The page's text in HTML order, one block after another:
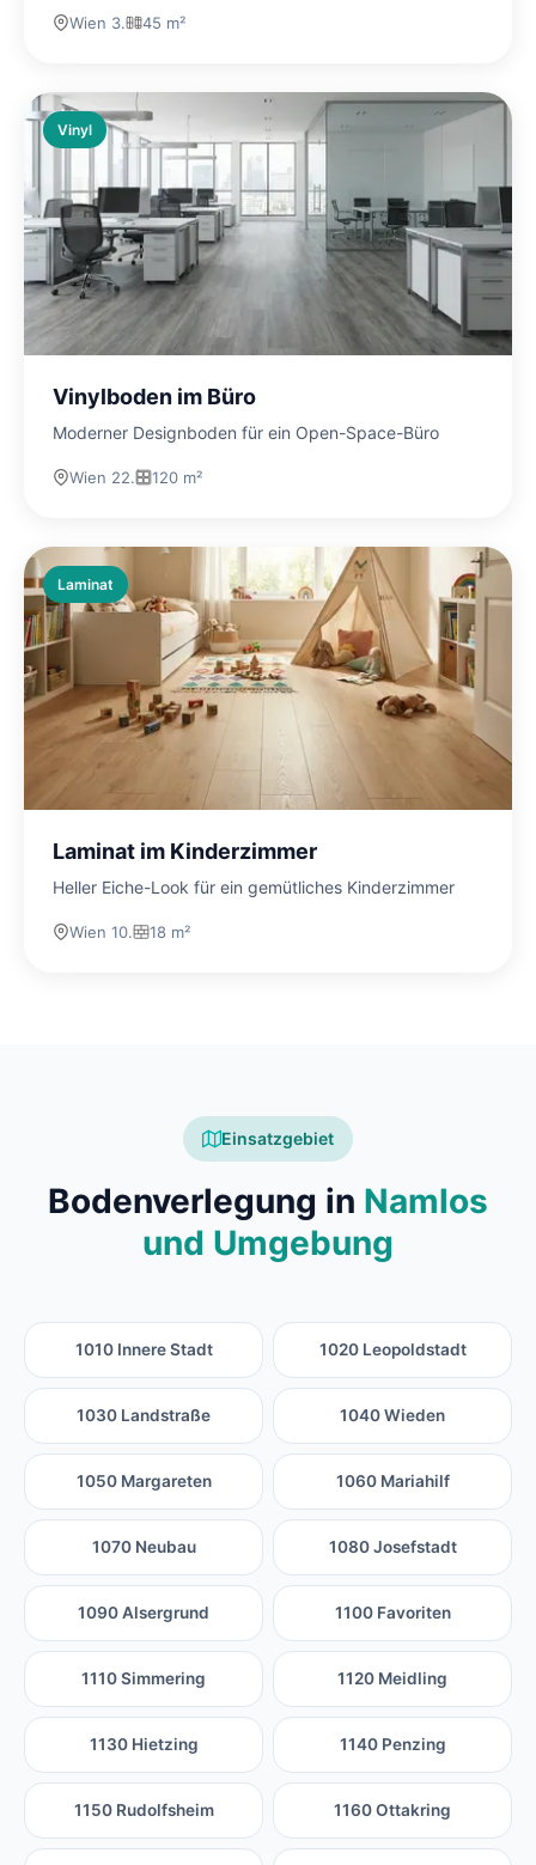
Wien 3. 45 m²
Vinyl
Vinylboden im Büro
Moderner Designboden für ein Open-Space-Büro
Wien 22. 120 m²
Laminat
Laminat im Kinderzimmer
Heller Eiche-Look für ein gemütliches Kinderzimmer
Wien 10. 18 m²
Einsatzgebiet
Bodenverlegung in Namlos
und Umgebung
1010 Innere Stadt 1020 Leopoldstadt
1030 Landstraße 1040 Wieden
1050 Margareten 1060 Mariahilf
1070 Neubau 1080 Josefstadt
1090 Alsergrund 1100 Favoriten
1110 Simmering 1120 Meidling
1130 Hietzing 1140 Penzing
1150 Rudolfsheim 1160 Ottakring